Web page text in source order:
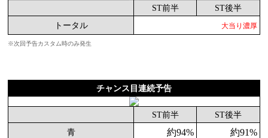
ST前半
ST後半
トータル
大当り濃厚
※次回予告カスタム時のみ発生
チャンス目連続予告
ST前半
ST後半
青
約94% 約91%